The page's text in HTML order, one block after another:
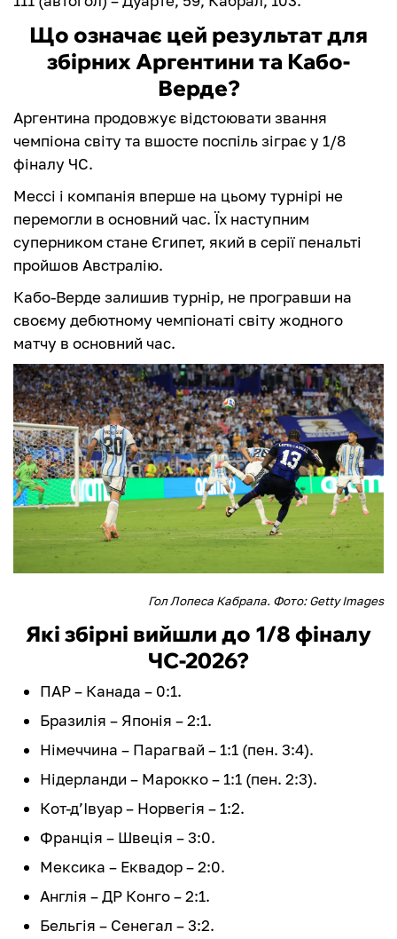
Що означає цей результат для
збірних Аргентини та Кабо-
Верде?
Аргентина продовжує відстоювати звання
чемпіона світу та вшосте поспіль зіграє у 1/8
фіналу ЧС.
Мессі і компанія вперше на цьому турнірі не
перемогли в основний час. Їх наступним
суперником стане Єгипет, який в серії пенальті
пройшов Австралію.
Кабо-Верде залишив турнір, не програвши на
своєму дебютному чемпіонаті світу жодного
матчу в основний час.
Гол Лопеса Кабрала. Фото: Getty Images
Які збірні вийшли до 1/8 фіналу
ЧС-2026?
ПАР – Канада – 0:1.
Бразилія – Японія – 2:1.
Німеччина – Парагвай – 1:1 (пен. 3:4).
Нідерланди – Марокко – 1:1 (пен. 2:3).
Кот-д’Івуар – Норвегія – 1:2.
Франція – Швеція – 3:0.
Мексика – Еквадор – 2:0.
Англія – ДР Конго – 2:1.
Бельгія – Сенегал – 3:2.